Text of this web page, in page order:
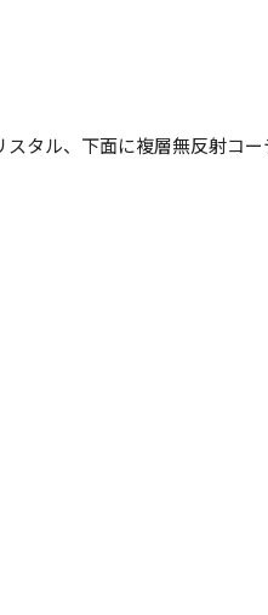
タル、下面に複層無反射コ